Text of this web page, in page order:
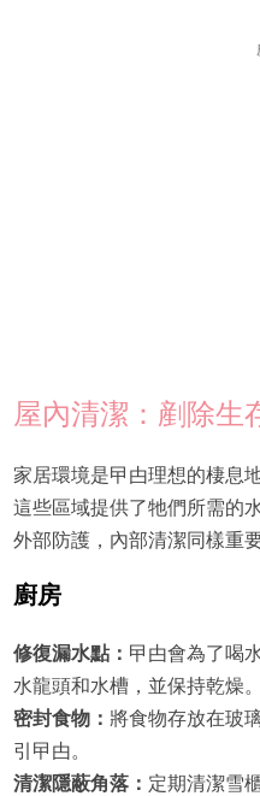
屋內清潔：剷除生
家居環境是曱甴理想的棲息
這些區域提供了牠們所需的
外部防護，內部清潔同樣重要
廚房
修復漏水點： 曱甴會為了喝
水龍頭和水槽，並保持乾燥。
密封食物： 將食物存放在玻
引曱甴。
清潔隱蔽角落： 定期清潔雪